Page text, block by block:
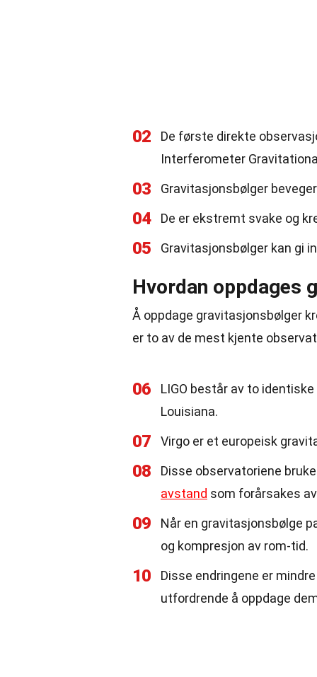
02
De første direkte
Interferometer
03 Gravitasjonsbølger
04 De er ekstremt svake og
05 Gravitasjonsbølger kan gi
Hvordan oppdages
Å oppdage gravitasjonsbølger
er to av de mest kjente
06
LIGO består av to
Louisiana.
07 Virgo er et europeisk
08
Disse observatoriene
avstand som forårsakes
09
Når en gravitasjonsbølge
og kompresjon av rom-tid.
10
Disse endringene er
utfordrende å oppdage